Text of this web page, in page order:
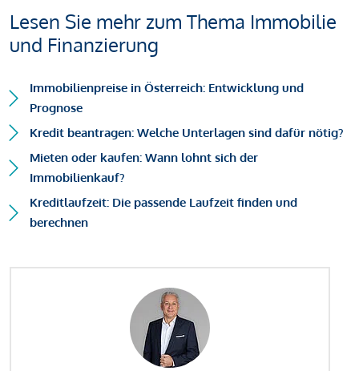
Lesen Sie mehr zum Thema Immobilie
und Finanzierung
Immobilienpreise in Österreich: Entwicklung und
Prognose
Kredit beantragen: Welche Unterlagen sind dafür nötig?
Mieten oder kaufen: Wann lohnt sich der
Immobilienkauf?
Kreditlaufzeit: Die passende Laufzeit finden und
berechnen